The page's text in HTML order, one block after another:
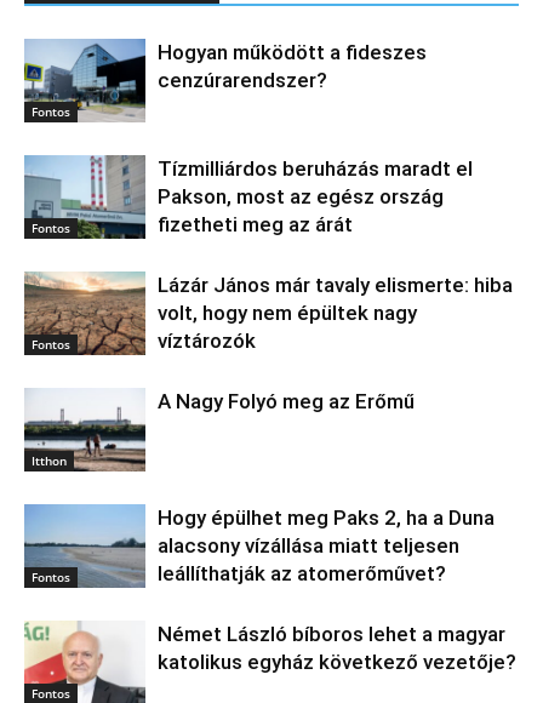
Fontos
Hogyan működött a fideszes
cenzúrarendszer?
Fontos
Tízmilliárdos beruházás maradt el
Pakson, most az egész ország
fizetheti meg az árát
Fontos
Lázár János már tavaly elismerte: hiba
volt, hogy nem épültek nagy
víztározók
Itthon
A Nagy Folyó meg az Erőmű
Fontos
Hogy épülhet meg Paks 2, ha a Duna
alacsony vízállása miatt teljesen
leállíthatják az atomerőművet?
Fontos
Német László bíboros lehet a magyar
katolikus egyház következő vezetője?